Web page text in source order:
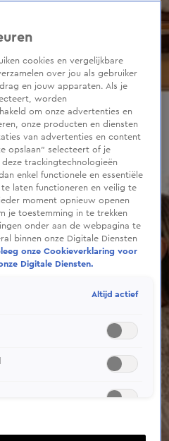
cookies en vergelijkbare
over jou als gebruiker
en jouw apparaten. Als je
worden
om onze advertenties en
onze producten en diensten
van advertenties en content
opslaan” selecteert of je
trackingtechnologieën
enkel functionele en essentiële
laten functioneren en veilig te
moment opnieuw openen
je toestemming in te trekken
onder aan de webpagina te
binnen onze Digitale Diensten
onze Cookieverklaring voor
Digitale Diensten.
Altijd actief